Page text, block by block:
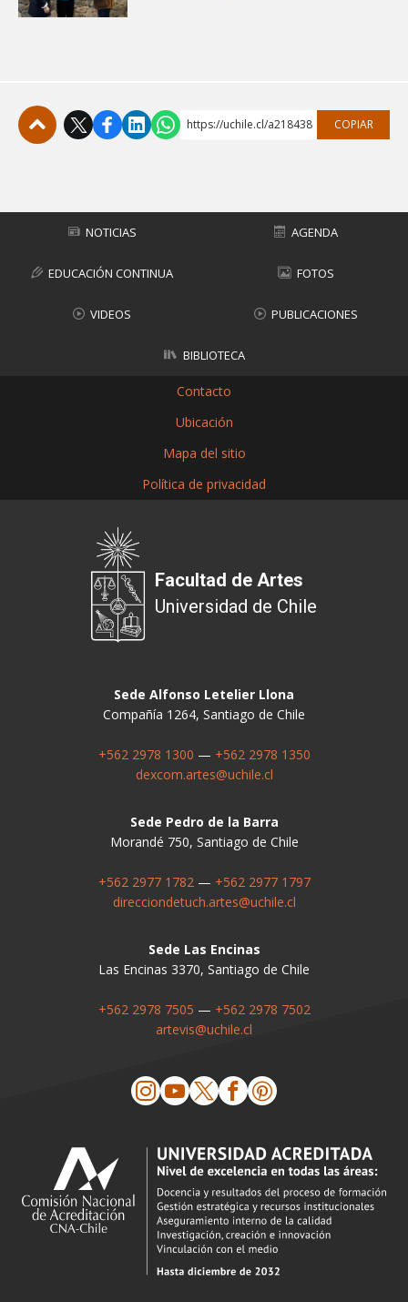
https://uchile.cl/a218438 COPIAR
NOTICIAS AGENDA
EDUCACIÓN CONTINUA FOTOS
VIDEOS PUBLICACIONES
BIBLIOTECA
Contacto
Ubicación
Mapa del sitio
Política de privacidad
Facultad de Artes
Universidad de Chile
Sede Alfonso Letelier Llona
Compañía 1264, Santiago de Chile
+562 2978 1300 — +562 2978 1350
dexcom.artes@uchile.cl
Sede Pedro de la Barra
Morandé 750, Santiago de Chile
+562 2977 1782 — +562 2977 1797
direcciondetuch.artes@uchile.cl
Sede Las Encinas
Las Encinas 3370, Santiago de Chile
+562 2978 7505 — +562 2978 7502
artevis@uchile.cl